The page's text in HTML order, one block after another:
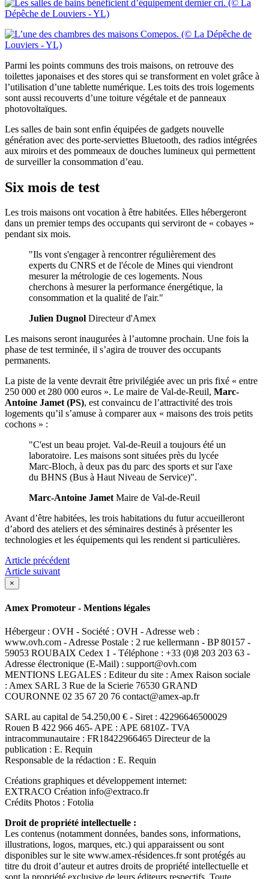
Parmi les points communs des trois maisons, on retrouve des
toilettes japonaises et des stores qui se transforment en volet grâce à
l’utilisation d’une tablette numérique. Les toits des trois logements
sont aussi recouverts d’une toiture végétale et de panneaux
photovoltaïques.
Les salles de bain sont enfin équipées de gadgets nouvelle
génération avec des porte-serviettes Bluetooth, des radios intégrées
aux miroirs et des pommeaux de douches lumineux qui permettent
de surveiller la consommation d’eau.
Six mois de test
Les trois maisons ont vocation à être habitées. Elles hébergeront
dans un premier temps des occupants qui serviront de « cobayes »
pendant six mois.
"Ils vont s'engager à rencontrer régulièrement des
experts du CNRS et de l'école de Mines qui viendront
mesurer la métrologie de ces logements. Nous
cherchons à mesurer la performance énergétique, la
consommation et la qualité de l'air."
Julien Dugnol Directeur d'Amex
Les maisons seront inaugurées à l’automne prochain. Une fois la
phase de test terminée, il s’agira de trouver des occupants
permanents.
La piste de la vente devrait être privilégiée avec un pris fixé « entre
250 000 et 280 000 euros ». Le maire de Val-de-Reuil, Marc-
Antoine Jamet (PS), est convaincu de l’attractivité des trois
logements qu’il s’amuse à comparer aux « maisons des trois petits
cochons » :
"C'est un beau projet. Val-de-Reuil a toujours été un
laboratoire. Les maisons sont situées près du lycée
Marc-Bloch, à deux pas du parc des sports et sur l'axe
du BHNS (Bus à Haut Niveau de Service)".
Marc-Antoine JametMaire de Val-de-Reuil
Avant d’être habitées, les trois habitations du futur accueilleront
d’abord des ateliers et des séminaires destinés à présenter les
technologies et les équipements qui les rendent si particulières.
Article précédent
Article suivant
×
Amex Promoteur - Mentions légales
Hébergeur : OVH - Société : OVH - Adresse web :
www.ovh.com - Adresse Postale : 2 rue kellermann - BP 80157 -
59053 ROUBAIX Cedex 1 - Téléphone : +33 (0)8 203 203 63 -
Adresse électronique (E-Mail) : support@ovh.com
MENTIONS LEGALES : Editeur du site : Amex Raison sociale
: Amex SARL 3 Rue de la Scierie 76530 GRAND
COURONNE 02 35 67 20 76 contact@amex-ap.fr
SARL au capital de 54.250,00 € - Siret : 42296646500029
Rouen B 422 966 465- APE : APE 6810Z- TVA
intracommunautaire : FR18422966465 Directeur de la
publication : E. Requin
Responsable de la rédaction : E. Requin
Créations graphiques et développement internet:
EXTRACO Création info@extraco.fr
Crédits Photos : Fotolia
Droit de propriété intellectuelle :
Les contenus (notamment données, bandes sons, informations,
illustrations, logos, marques, etc.) qui apparaissent ou sont
disponibles sur le site www.amex-résidences.fr sont protégés au
titre du droit d’auteur et autres droits de propriété intellectuelle et
sont la propriété exclusive de leurs éditeurs respectifs. Toute